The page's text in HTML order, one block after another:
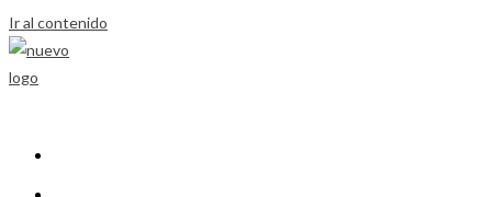
Ir al contenido